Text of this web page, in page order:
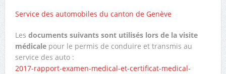
Service des automobiles du canton de Genève
Les documents suivants sont utilisés lors de la visite
médicalepour le permis de conduire et transmis au
service des auto :
2017-rapport-examen-medical-et-certificat-medical-